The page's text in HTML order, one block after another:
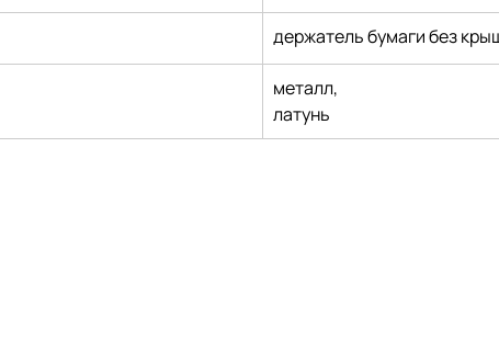
держатель бумаги без
металл,
латунь